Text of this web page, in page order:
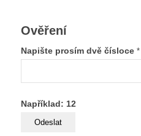
Ověření
Napište prosím dvě čísloce *
Například: 12